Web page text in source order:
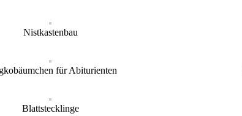
Nistkastenbau
für Abiturienten
Blattstecklinge